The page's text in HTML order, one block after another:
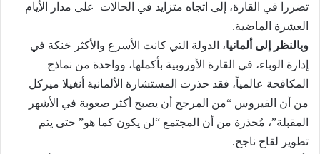
تضررا في القارة، إلى اتجاه متزايد في الحالات على مدار الأيام
العشرة الماضية.
وبالنظر إلى ألمانيا، الدولة التي كانت الأسرع والأكثر حَنكة في
إدارة الوباء، في القارة الأوروبية بأكملها، وواحدة من نماذج
المكافحة عالمياً، فقد حذرت المستشارة الألمانية أنغيلا ميركل
من أن الفيروس “من المرجح أن يصبح أكثر صعوبة في الأشهر
المقبلة”، مُحذرة من أن المجتمع “لن يكون كما هو” حتى يتم
تطوير لقاح ناجح.